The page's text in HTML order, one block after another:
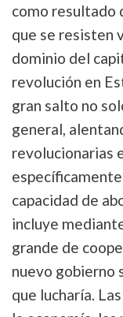
como resultado
que se resisten
dominio del
revolución en
gran salto no
general,
revolucionarias
capacidad de
incluye
grande de
nuevo gobierno
que lucharía.